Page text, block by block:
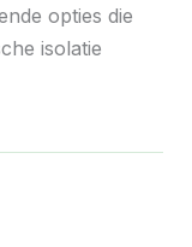
opties die
isolatie